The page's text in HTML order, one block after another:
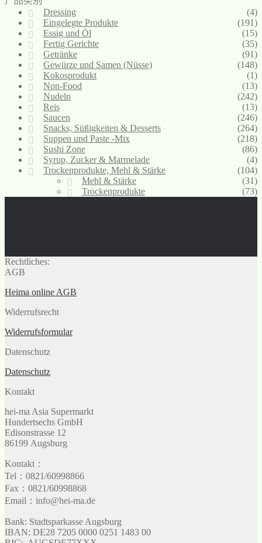
Dressing
(4)
Eingelegte Produkte
(191)
Essig und Öl
(15)
Fertig Gerichte
(35)
Getränke
(91)
Gewürze und Samen (Nüsse)
(148)
Kokosprodukt
(1)
Non-Food
(13)
Nudeln
(242)
Reis
(13)
Saucen
(246)
Snacks, Süßigkeiten & Desserts
(264)
Suppen und Paste -Mix
(218)
Sushi Zone
(86)
Syrup, Zucker & Marmelade
(4)
Trockenprodukte, Mehl & Stärke
(104)
Mehl & Stärke
(31)
Trockenprodukte
(73)
Rechtliches:
AGB
Heima online AGB
Widerrufsrecht
Widerrufsformular
Datenschutz
Datenschutz
Kontakt
hei-ma Asia Supermarkt
Hundertsechs GmbH
Edisonstrasse 12
86199 Augsburg
Kontakt：
Tel：0821/60998866
Fax：0821/60998868
Email：info@hei-ma.de
Bank: Stadtsparkasse Augsburg
IBAN: DE28 7205 0000 0251 1483 00